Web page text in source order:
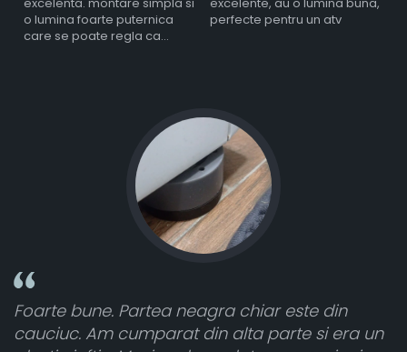
o lumina foarte puternica
care se poate regla ca
perfecte pentru un atv
bune. Partea neagra chiar este din
Am cumparat din alta parte si era un